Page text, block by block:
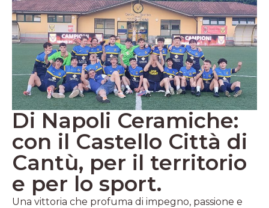
Di Napoli Ceramiche:
con il Castello Città di
Cantù, per il territorio
e per lo sport.
Una vittoria che profuma di impegno, passione e